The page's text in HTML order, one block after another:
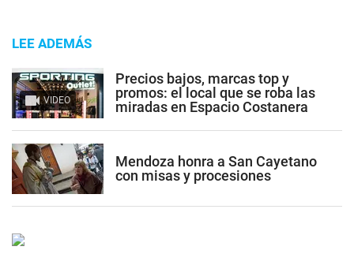
LEE ADEMÁS
VIDEO
Precios bajos, marcas top y
promos: el local que se roba las
miradas en Espacio Costanera
Mendoza honra a San Cayetano
con misas y procesiones